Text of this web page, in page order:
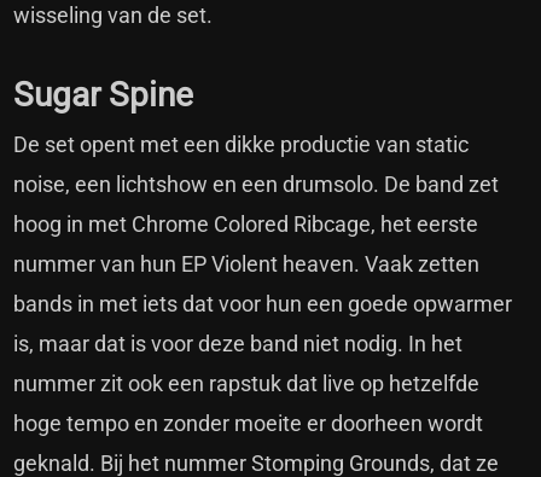
wisseling van de set.
Sugar Spine
De set opent met een dikke productie van static
noise, een lichtshow en een drumsolo. De band zet
hoog in met Chrome Colored Ribcage, het eerste
nummer van hun EP Violent heaven. Vaak zetten
bands in met iets dat voor hun een goede opwarmer
is, maar dat is voor deze band niet nodig. In het
nummer zit ook een rapstuk dat live op hetzelfde
hoge tempo en zonder moeite er doorheen wordt
geknald. Bij het nummer Stomping Grounds, dat ze